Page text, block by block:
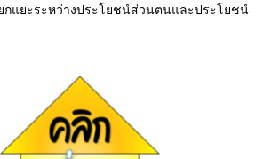
กแยะระหว่างประโยชน์ส่วนตนและประโยชน์